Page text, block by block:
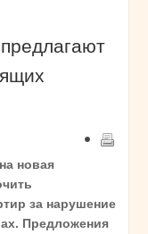
новая
за нарушение
Предложения